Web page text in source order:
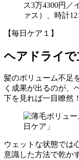
ス3万4300円／
ァス）、時計
【毎日ケア１】
ヘアドライで
髪のボリューム不足
く成果が出るのが、
下を見れば一目瞭然！
ウェットな状態では
意識した方法で乾か